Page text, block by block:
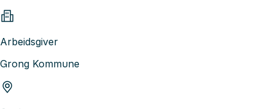
Arbeidsgiver
Grong Kommune